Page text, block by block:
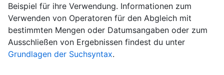
Beispiel für ihre Verwendung. Informationen zum
Verwenden von Operatoren für den Abgleich mit
bestimmten Mengen oder Datumsangaben oder zum
Ausschließen von Ergebnissen findest du unter
Grundlagen der Suchsyntax.